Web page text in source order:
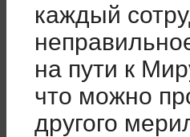
каждый
на пути к
что можно
другого